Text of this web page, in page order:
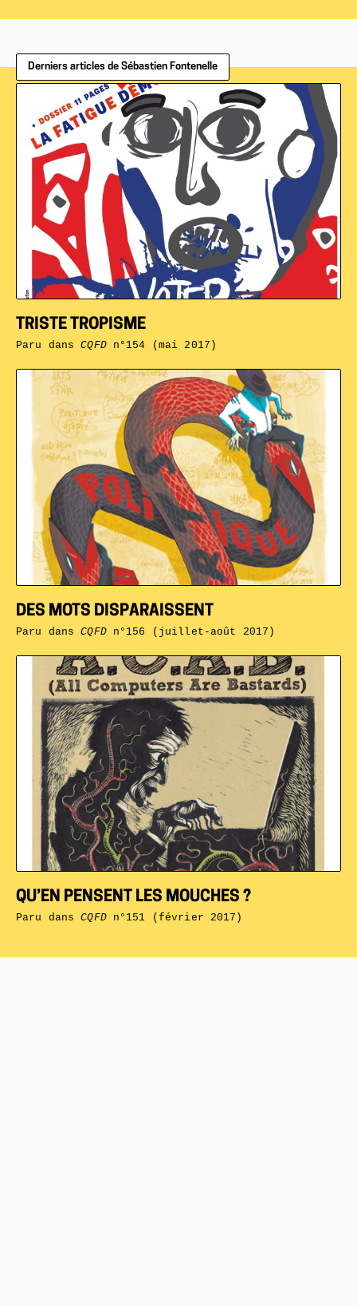
Derniers articles de Sébastien Fontenelle
QU’EN PENSENT LES MOUCHES ?
Paru dansCQFDn°151 (février 2017)
DES MOTS DISPARAISSENT
Paru dansCQFDn°156 (juillet-août 2017)
TRISTE TROPISME
Paru dansCQFDn°154 (mai 2017)